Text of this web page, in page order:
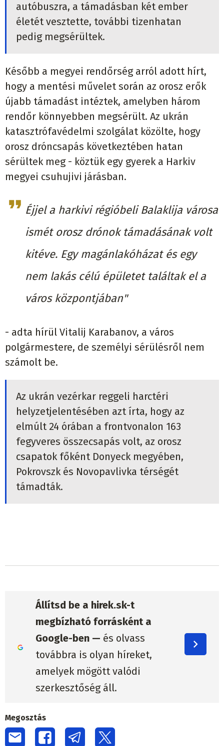
autóbuszra, a támadásban két ember
életét vesztette, további tizenhatan
pedig megsérültek.
Később a megyei rendőrség arról adott hírt,
hogy a mentési művelet során az orosz erők
újabb támadást intéztek, amelyben három
rendőr könnyebben megsérült. Az ukrán
katasztrófavédelmi szolgálat közölte, hogy
orosz dróncsapás következtében hatan
sérültek meg - köztük egy gyerek a Harkiv
megyei csuhujivi járásban.
Éjjel a harkivi régióbeli Balaklija városa
ismét orosz drónok támadásának volt
kitéve. Egy magánlakóházat és egy
nem lakás célú épületet találtak el a
város központjában"
- adta hírül Vitalij Karabanov, a város
polgármestere, de személyi sérülésről nem
számolt be.
Az ukrán vezérkar reggeli harctéri
helyzetjelentésében azt írta, hogy az
elmúlt 24 órában a frontvonalon 163
fegyveres összecsapás volt, az orosz
csapatok főként Donyeck megyében,
Pokrovszk és Novopavlivka térségét
támadták.
Állítsd be a hirek.sk-t
megbízható forrásként a
Google-ben — és olvass
továbbra is olyan híreket,
amelyek mögött valódi
szerkesztőség áll.
Megosztás